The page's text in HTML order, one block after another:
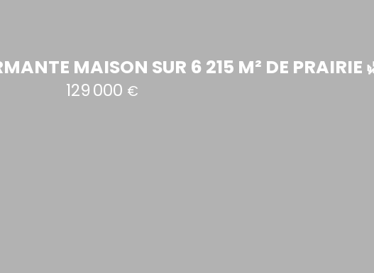
MAISON SUR 6 215 M² DE PRAIRIE
129 000 €